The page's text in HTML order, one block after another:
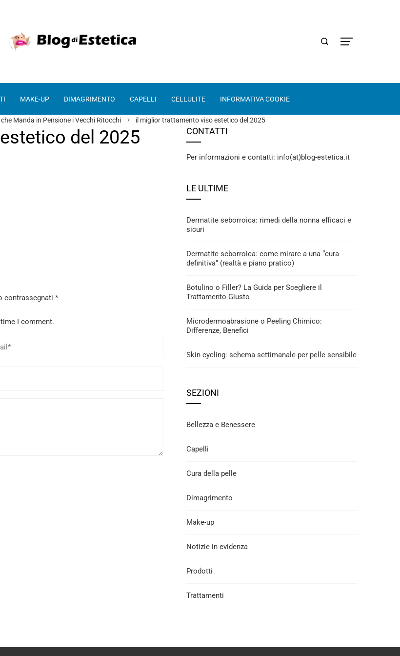
MAKE-UP DIMAGRIMENTO CAPELLI CELLULITE INFORMATIVA COOKIE
Manda in Pensione i Vecchi Ritocchi il miglior trattamento viso estetico del 2025
del 2025
contrassegnati *
I comment.
CONTATTI
Per informazioni e contatti: info(at)blog-estetica.it
LE ULTIME
Dermatite seborroica: rimedi della nonna efficaci e
sicuri
Dermatite seborroica: come mirare a una “cura
definitiva” (realtà e piano pratico)
Botulino o Filler? La Guida per Scegliere il
Trattamento Giusto
Microdermoabrasione o Peeling Chimico:
Differenze, Benefici
Skin cycling: schema settimanale per pelle sensibile
SEZIONI
Bellezza e Benessere
Capelli
Cura della pelle
Dimagrimento
Make-up
Notizie in evidenza
Prodotti
Trattamenti